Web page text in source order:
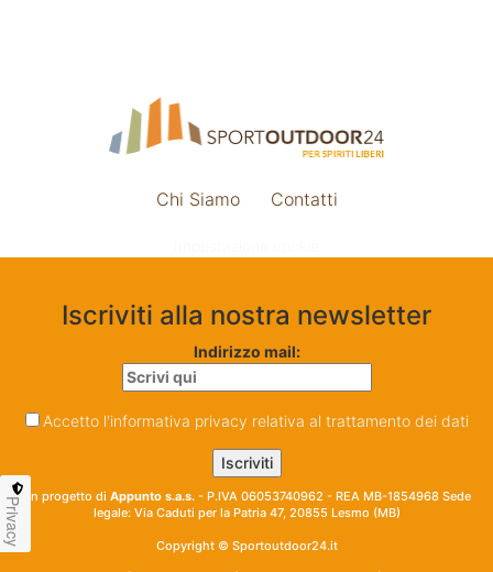
Chi Siamo Contatti
Iscriviti alla nostra newsletter
Indirizzo mail:
Accetto l'informativa privacy relativa al trattamento dei dati
Un progetto di Appunto s.a.s. - P.IVA 06053740962 - REA MB-1854968 Sede
legale: Via Caduti per la Patria 47, 20855 Lesmo (MB)
Copyright © Sportoutdoor24.it
Privacy